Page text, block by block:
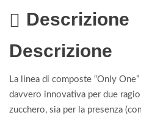
Descrizione
Descrizione
La linea di composte “Only
davvero innovativa per due
zucchero, sia per la presenza